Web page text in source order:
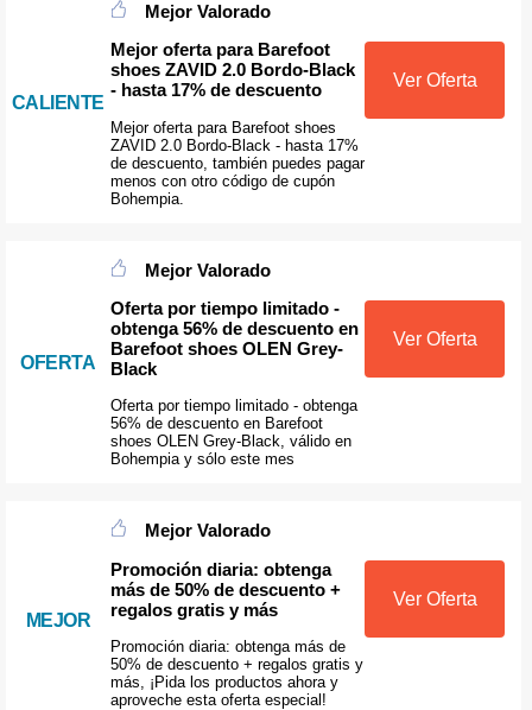
CALIENTE
Mejor Valorado
Mejor oferta para Barefoot
shoes ZAVID 2.0 Bordo-Black
- hasta 17% de descuento
Mejor oferta para Barefoot shoes
ZAVID 2.0 Bordo-Black - hasta 17%
de descuento, también puedes pagar
menos con otro código de cupón
Bohempia.
Ver Oferta
OFERTA
Mejor Valorado
Oferta por tiempo limitado -
obtenga 56% de descuento en
Barefoot shoes OLEN Grey-
Black
Oferta por tiempo limitado - obtenga
56% de descuento en Barefoot
shoes OLEN Grey-Black, válido en
Bohempia y sólo este mes
Ver Oferta
MEJOR
Mejor Valorado
Promoción diaria: obtenga
más de 50% de descuento +
regalos gratis y más
Promoción diaria: obtenga más de
50% de descuento + regalos gratis y
más, ¡Pida los productos ahora y
aproveche esta oferta especial!
Ver Oferta